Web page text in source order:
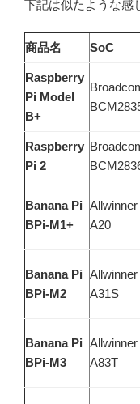
下記は似たような感
商品名 SoC
Raspberry
Pi Model
B+
Raspberry
Pi 2
Banana Pi
BPi-M1+
Allwinner
A20
Banana Pi
BPi-M2
Allwinner
A31S
Banana Pi
BPi-M3
Allwinner
A83T